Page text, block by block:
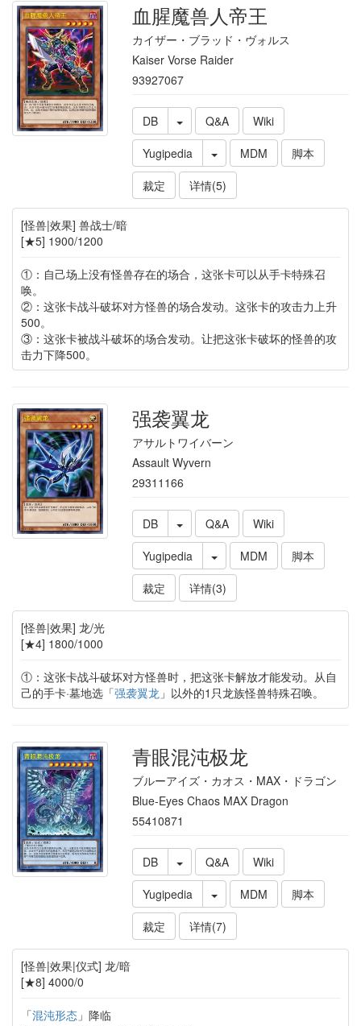
血腥魔兽人帝王
カイザー・ブラッド・ヴォルス
Kaiser Vorse Raider
93927067
DB Q&A
Wiki
Yugipedia
MDM
脚本
裁定
详情(5)
[怪兽|效果] 兽战士/暗
[★5] 1900/1200
①：自己场上没有怪兽存在的场合，这张卡可以从手卡特殊召
唤。
②：这张卡战斗破坏对方怪兽的场合发动。这张卡的攻击力上升
500。
③：这张卡被战斗破坏的场合发动。让把这张卡破坏的怪兽的攻
击力下降500。
强袭翼龙
アサルトワイバーン
Assault Wyvern
29311166
DB Q&A
Wiki
Yugipedia
MDM
脚本
裁定
详情(3)
[怪兽|效果] 龙/光
[★4] 1800/1000
①：这张卡战斗破坏对方怪兽时，把这张卡解放才能发动。从自
己的手卡·墓地选「强袭翼龙 」以外的1只龙族怪兽特殊召唤。
青眼混沌极龙
ブルーアイズ・カオス・MAX・ドラゴン
Blue-Eyes Chaos MAX Dragon
55410871
DB Q&A
Wiki
Yugipedia
MDM
脚本
裁定
详情(7)
[怪兽|效果|仪式] 龙/暗
[★8] 4000/0
「混沌形态」降临